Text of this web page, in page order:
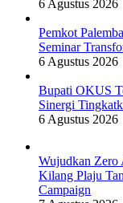
6 Agustus 2026
Pemkot
Seminar
6 Agustus 2026
Bupati OKUS
Sinergi
6 Agustus 2026
Wujudkan Zero
Kilang Plaju
Campaign